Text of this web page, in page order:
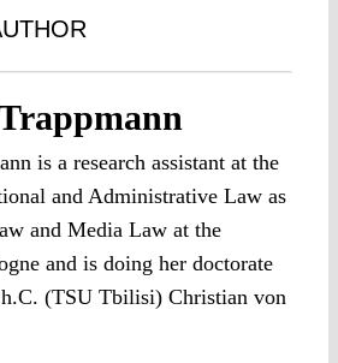
is a research assistant at the
and Administrative Law as
and Media Law at the
and is doing her doctorate
(TSU Tbilisi) Christian von